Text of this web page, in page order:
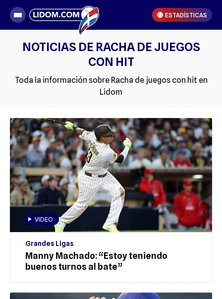
ESTADÍSTICAS
NOTICIAS DE RACHA DE JUEGOS
CON HIT
Toda la información sobre Racha de juegos con hit en
Lidom
VIDEO
Grandes Ligas
Manny Machado: “Estoy teniendo
buenos turnos al bate”